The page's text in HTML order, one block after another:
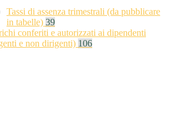
Tassi di assenza trimestrali (da pubblicare
in tabelle) 39
conferiti e autorizzati ai dipendenti
e non dirigenti) 106